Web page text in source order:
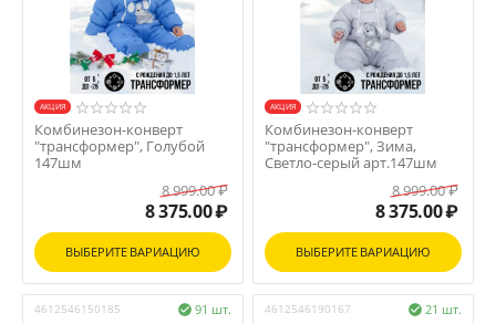
AКЦИЯ
Комбинезон-конверт
"трансформер", Голубой
147шм
8 999.00₽
8 375.00₽
ВЫБЕРИТЕ ВАРИАЦИЮ
AКЦИЯ
Комбинезон-конверт
"трансформер", Зима,
Светло-серый арт.147шм
8 999.00₽
8 375.00₽
ВЫБЕРИТЕ ВАРИАЦИЮ
4612546150185 91 шт.
 4612546190167 21 шт.
